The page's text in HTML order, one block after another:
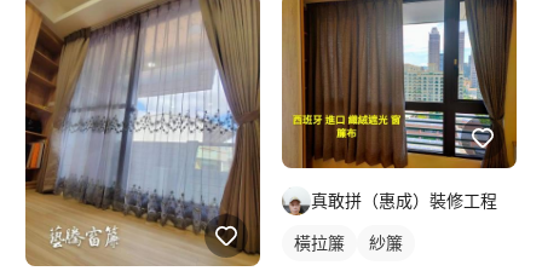
真敢拼（惠成）裝修工程
橫拉簾 紗簾